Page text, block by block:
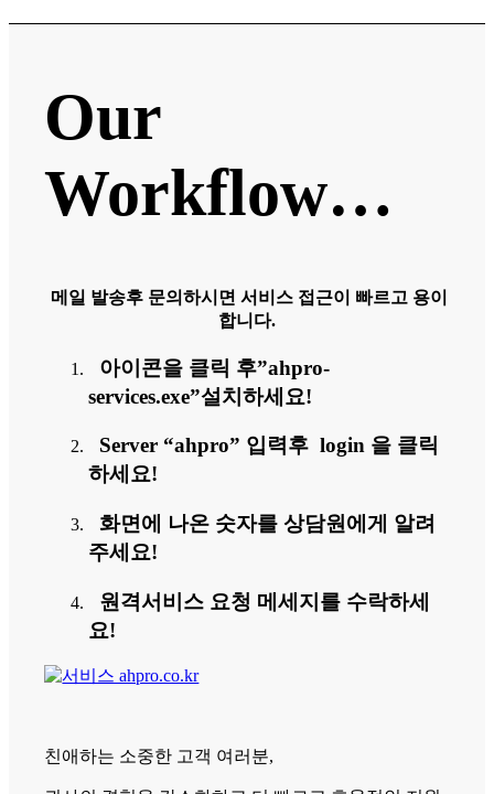
Our
Workflow…
메일 발송후 문의하시면 서비스 접근이 빠르고 용이
합니다.
아이콘을 클릭 후”ahpro-
services.exe”설치하세요!
Server “ahpro” 입력후 login 을 클릭
하세요!
화면에 나온 숫자를 상담원에게 알려
주세요!
원격서비스 요청 메세지를 수락하세
요!
친애하는 소중한 고객 여러분,